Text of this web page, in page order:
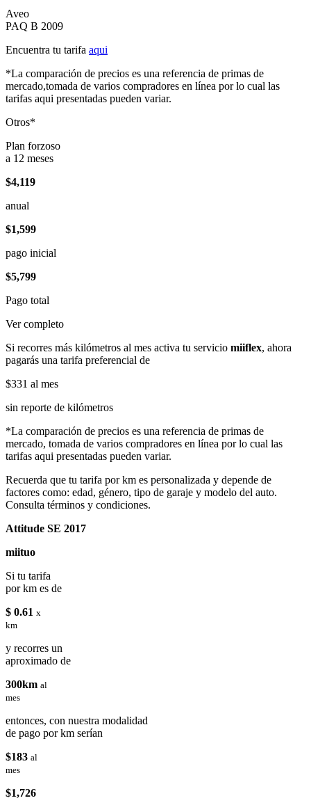
Aveo
PAQ B 2009
Encuentra tu tarifa aqui
*La comparación de precios es una referencia de primas de
mercado,tomada de varios compradores en línea por lo cual las
tarifas aqui presentadas pueden variar.
Otros*
Plan forzoso
a 12 meses
$4,119
anual
$1,599
pago inicial
$5,799
Pago total
Ver completo
Si recorres más kilómetros al mes activa tu servicio miiflex, ahora
pagarás una tarifa preferencial de
$331 al mes
sin reporte de kilómetros
*La comparación de precios es una referencia de primas de
mercado, tomada de varios compradores en línea por lo cual las
tarifas aqui presentadas pueden variar.
Recuerda que tu tarifa por km es personalizada y depende de
factores como: edad, género, tipo de garaje y modelo del auto.
Consulta términos y condiciones.
Attitude SE 2017
miituo
Si tu tarifa
por km es de
$ 0.61 x
km
y recorres un
aproximado de
300km al
mes
entonces, con nuestra modalidad
de pago por km serían
$183 al
mes
$1,726